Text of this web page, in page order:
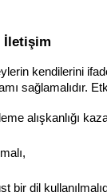
İletişim
kendilerini
sağlamalıdır.
alışkanlığı
bir dil